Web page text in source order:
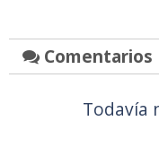
Comentarios
Todavía